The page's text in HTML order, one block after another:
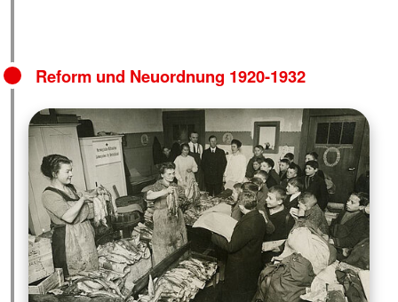
Reform und Neuordnung 1920-1932